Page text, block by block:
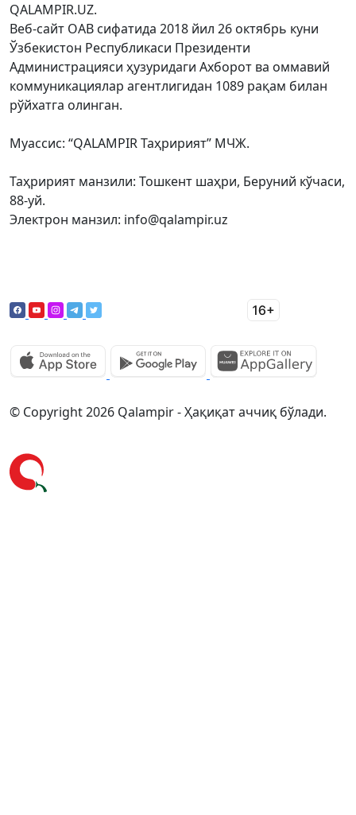
QALAMPIR.UZ.
Веб-сайт ОАВ сифатида 2018 йил 26 октябрь куни
Ўзбекистон Республикаси Президенти
Администрацияси ҳузуридаги Ахборот ва оммавий
коммуникациялар агентлигидан 1089 рақам билан
рўйхатга олинган.
Муассис: “QALAMPIR Таҳририят” МЧЖ.
Таҳририят манзили: Тошкент шаҳри, Беруний кўчаси,
88-уй.
Электрон манзил: info@qalampir.uz
© Copyright 2026 Qalampir - Ҳақиқат аччиқ бўлади.